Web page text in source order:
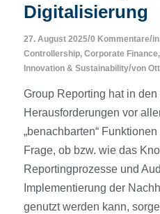
Digitalisierung
27. August 2025/0 Kommentare/in
Controllership, Corporate Finance,
Innovation & Sustainability/von
Group Reporting hat in
Herausforderungen vor
„benachbarten“
Frage, ob bzw. wie das
Reportingprozesse und
Implementierung der
genutzt werden kann,